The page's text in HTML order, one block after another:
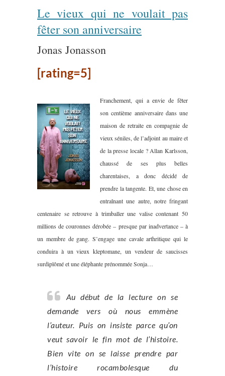
Le vieux qui ne voulait pas
fêter son anniversaire
Jonas Jonasson
[rating=5]
Franchement, qui a envie de fêter
son centième anniversaire dans une
maison de retraite en compagnie de
vieux séniles, de l’adjoint au maire et
de la presse locale ? Allan Karlsson,
chaussé de ses plus belles
charentaises, a donc décidé de
prendre la tangente. Et, une chose en
entraînant une autre, notre fringant
centenaire se retrouve à trimballer une valise contenant 50
millions de couronnes dérobée – presque par inadvertance – à
un membre de gang. S’engage une cavale arthritique qui le
conduira à un vieux kleptomane, un vendeur de saucisses
surdiplômé et une éléphante prénommée Sonja…
Au début de la lecture on se
demande vers où nous emmène
l’auteur. Puis on insiste parce qu’on
veut savoir le fin mot de l’histoire.
Bien vite on se laisse prendre par
l’histoire rocambolesque du